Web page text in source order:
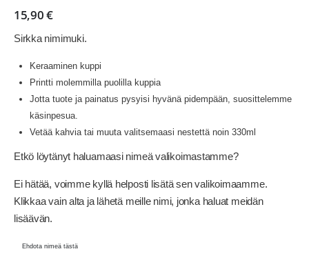
15,90€
Sirkka nimimuki.
Keraaminen kuppi
Printti molemmilla puolilla kuppia
Jotta tuote ja painatus pysyisi hyvänä pidempään, suosittelemme
käsinpesua.
Vetää kahvia tai muuta valitsemaasi nestettä noin 330ml
Etkö löytänyt haluamaasi nimeä valikoimastamme?
Ei hätää, voimme kyllä helposti lisätä sen valikoimaamme.
Klikkaa vain alta ja lähetä meille nimi, jonka haluat meidän
lisäävän.
Ehdota nimeä tästä